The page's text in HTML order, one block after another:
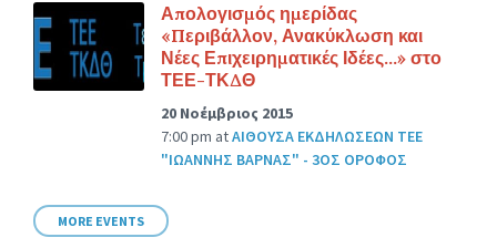
Απολογισμός ημερίδας
«Περιβάλλον, Ανακύκλωση και
Νέες Επιχειρηματικές Ιδέες…» στο
ΤΕΕ-ΤΚΔΘ
20 Νοέμβριος 2015
7:00 pm atΑΙΘΟΥΣΑ ΕΚΔΗΛΩΣΕΩΝ ΤΕΕ
"ΙΩΑΝΝΗΣ ΒΑΡΝΑΣ" - 3ΟΣ ΟΡΟΦΟΣ
MORE EVENTS